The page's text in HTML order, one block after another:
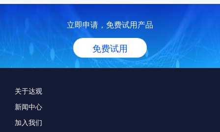
立即申请，免费试用产品
免费试用
关于达观
新闻中心
加入我们